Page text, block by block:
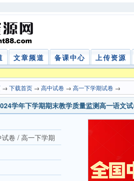
文章频道 备课中心 上传资源
→ 下载首页 → 高中试卷 → 高一下学期试卷 →
学年下学期期末教学质量监测高一语文
卷 / 高一下学期